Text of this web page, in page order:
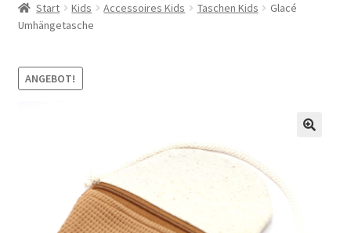
Alle Produkte
Sale
Start Kids Accessoires Kids Taschen Kids
Glacé
Umhängetasche
ANGEBOT!